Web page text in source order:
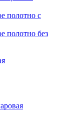
полотно с
полотно без